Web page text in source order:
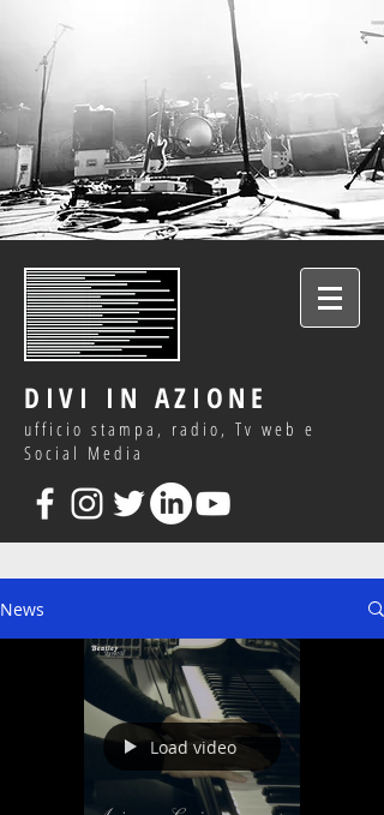
DIVI IN AZIONE
ufficio stampa, radio, Tv web e
Social Media
News
Load video